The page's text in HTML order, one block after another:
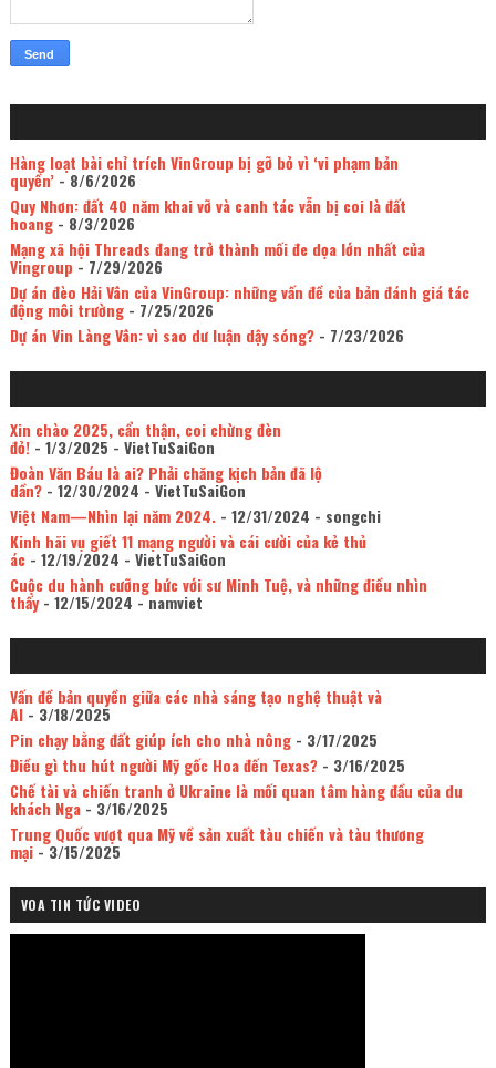
Hàng loạt bài chỉ trích VinGroup bị gỡ bỏ vì ‘vi phạm bản
quyền’- 8/6/2026
Quy Nhơn: đất 40 năm khai vỡ và canh tác vẫn bị coi là đất
hoang- 8/3/2026
Mạng xã hội Threads đang trở thành mối đe dọa lớn nhất của
Vingroup - 7/29/2026
Dự án đèo Hải Vân của VinGroup: những vấn đề của bản đánh giá tác
động môi trường- 7/25/2026
Dự án Vin Làng Vân: vì sao dư luận dậy sóng?- 7/23/2026
Xin chào 2025, cẩn thận, coi chừng đèn
đỏ!- 1/3/2025 - VietTuSaiGon
Đoàn Văn Báu là ai? Phải chăng kịch bản đã lộ
dần?- 12/30/2024 - VietTuSaiGon
Việt Nam—Nhìn lại năm 2024.- 12/31/2024 - songchi
Kinh hãi vụ giết 11 mạng người và cái cười của kẻ thủ
ác- 12/19/2024 - VietTuSaiGon
Cuộc du hành cưỡng bức với sư Minh Tuệ, và những điều nhìn
thấy- 12/15/2024 - namviet
Vấn đề bản quyền giữa các nhà sáng tạo nghệ thuật và
AI- 3/18/2025
Pin chạy bằng đất giúp ích cho nhà nông- 3/17/2025
Điều gì thu hút người Mỹ gốc Hoa đến Texas?- 3/16/2025
Chế tài và chiến tranh ở Ukraine là mối quan tâm hàng đầu của du
khách Nga- 3/16/2025
Trung Quốc vượt qua Mỹ về sản xuất tàu chiến và tàu thương
mại- 3/15/2025
VOA TIN TỨC VIDEO